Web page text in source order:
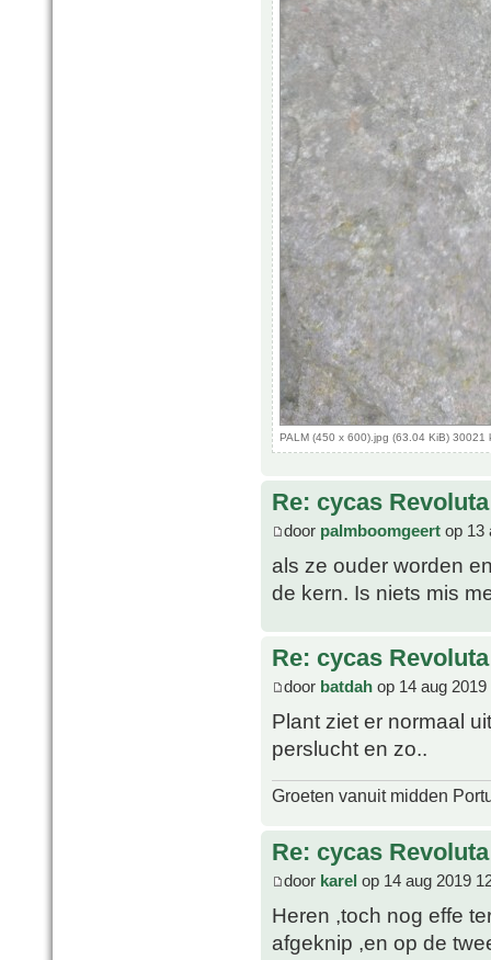
PALM (450 x 600).jpg (63.04 KiB) 30021
Re: cycas Revoluta
door palmboomgeert op 13
als ze ouder worden
de kern. Is niets mis
Re: cycas Revoluta
door batdah op 14 aug 2019
Plant ziet er normaal
perslucht en zo..
Groeten vanuit midden
Re: cycas Revoluta
door karel op 14 aug 2019
Heren ,toch nog effe
afgeknip ,en op de